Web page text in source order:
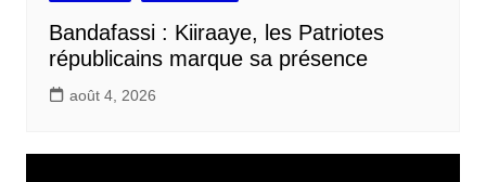
Bandafassi : Kiiraaye, les Patriotes
républicains marque sa présence
août 4, 2026